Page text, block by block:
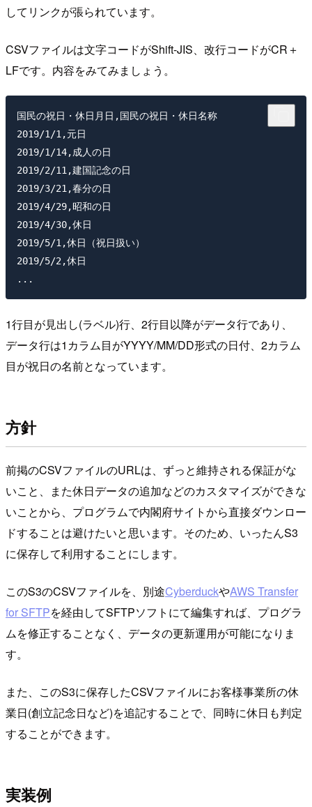
してリンクが張られています。
CSVファイルは文字コードがShift-JIS、改行コードがCR＋
LFです。内容をみてみましょう。
国民の祝日・休日月日,国民の祝日・休日名称
2019/1/1,元日
2019/1/14,成人の日
2019/2/11,建国記念の日
2019/3/21,春分の日
2019/4/29,昭和の日
2019/4/30,休日
2019/5/1,休日（祝日扱い）
2019/5/2,休日
1行目が見出し(ラベル)行、2行目以降がデータ行であり、
データ行は1カラム目がYYYY/MM/DD形式の日付、2カラム
目が祝日の名前となっています。
方針
前掲のCSVファイルのURLは、ずっと維持される保証がな
いこと、また休日データの追加などのカスタマイズができな
いことから、プログラムで内閣府サイトから直接ダウンロー
ドすることは避けたいと思います。そのため、いったんS3
に保存して利用することにします。
このS3のCSVファイルを、別途CyberduckやAWS Transfer
for SFTPを経由してSFTPソフトにて編集すれば、プログラ
ムを修正することなく、データの更新運用が可能になりま
す。
また、このS3に保存したCSVファイルにお客様事業所の休
業日(創立記念日など)を追記することで、同時に休日も判定
することができます。
実装例